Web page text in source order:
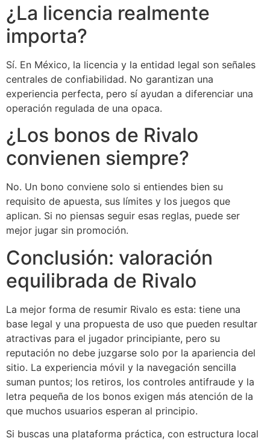
¿La licencia realmente
importa?
Sí. En México, la licencia y la entidad legal son señales
centrales de confiabilidad. No garantizan una
experiencia perfecta, pero sí ayudan a diferenciar una
operación regulada de una opaca.
¿Los bonos de Rivalo
convienen siempre?
No. Un bono conviene solo si entiendes bien su
requisito de apuesta, sus límites y los juegos que
aplican. Si no piensas seguir esas reglas, puede ser
mejor jugar sin promoción.
Conclusión: valoración
equilibrada de Rivalo
La mejor forma de resumir Rivalo es esta: tiene una
base legal y una propuesta de uso que pueden resultar
atractivas para el jugador principiante, pero su
reputación no debe juzgarse solo por la apariencia del
sitio. La experiencia móvil y la navegación sencilla
suman puntos; los retiros, los controles antifraude y la
letra pequeña de los bonos exigen más atención de la
que muchos usuarios esperan al principio.
Si buscas una plataforma práctica, con estructura local